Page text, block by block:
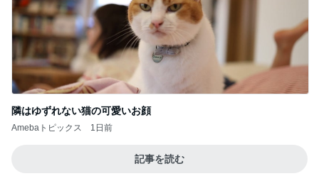
隣はゆずれない猫の可愛いお顔
Amebaトピックス 1日前
記事を読む